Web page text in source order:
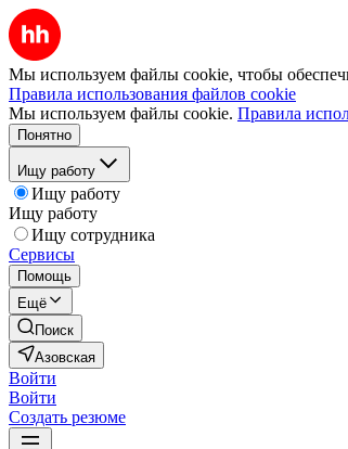
Мы используем файлы cookie, чтобы
Правила использования файлов cookie
Мы используем файлы cookie. Правила
Понятно
Ищу работу
Ищу работу
Ищу работу
Ищу сотрудника
Сервисы
Помощь
Ещё
Поиск
Азовская
Войти
Войти
Создать резюме